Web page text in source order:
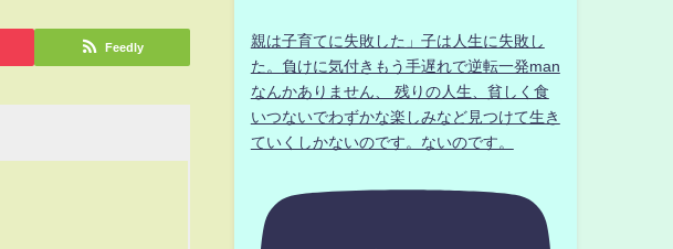
Feedly
親は子育てに失敗した」子は人生に失敗し
た。負けに気付きもう手遅れで逆転一発man
なんかありません、 残りの人生、貧しく食
いつないでわずかな楽しみなど見つけて生き
ていくしかないのです。ないのです。